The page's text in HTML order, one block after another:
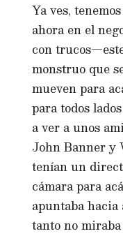
Ya ves,
ahora en el
con
monstruo que
mueven para
para todos
a ver a unos
John Banner y
tenían un
cámara para
apuntaba
tanto no